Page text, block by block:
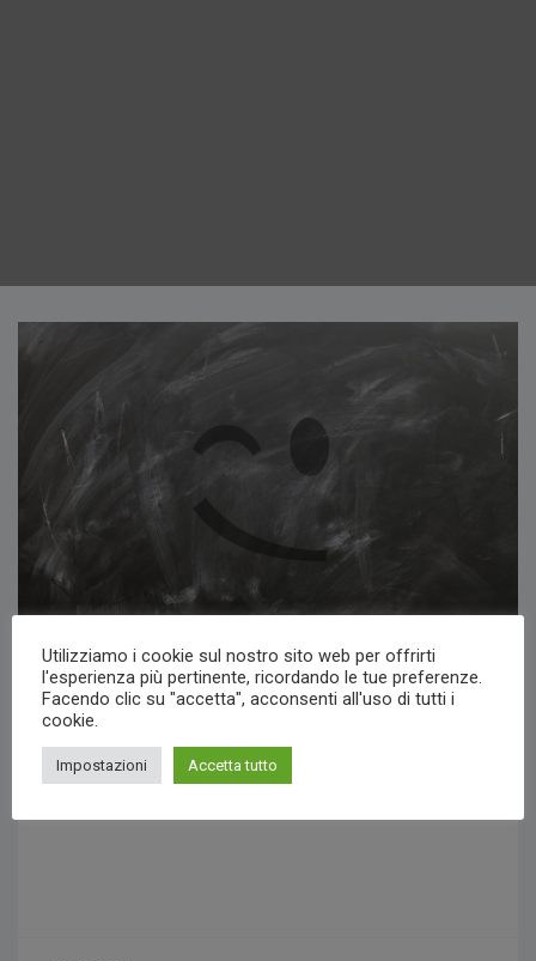
VIOLENZA ASSISTITA E LE CONSEGUENTE SUI BAMBINI
Utilizziamo i cookie sul nostro sito web per offrirti
l'esperienza più pertinente, ricordando le tue preferenze.
Facendo clic su "accetta", acconsenti all'uso di tutti i
cookie.
Impostazioni Accetta tutto